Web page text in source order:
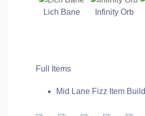
Lich Bane
Infinity Orb
Full Items
Mid Lane Fizz Item Build